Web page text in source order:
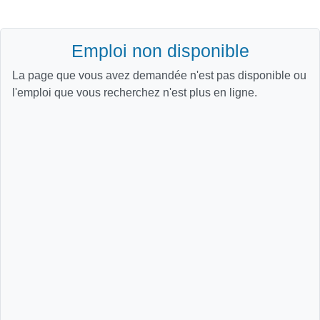
Emploi non disponible
La page que vous avez demandée n'est pas disponible ou
l'emploi que vous recherchez n'est plus en ligne.